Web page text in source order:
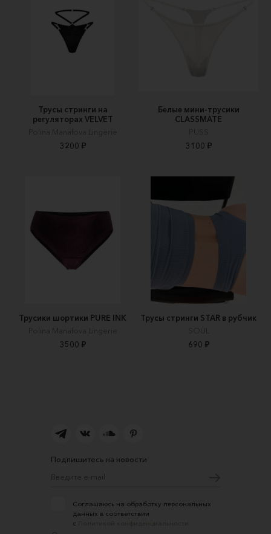
Трусы стринги на
регуляторах VELVET
Polina Manafova Lingerie
3200 ₽
Белые мини-трусики
CLASSMATE
PUSS
3100 ₽
Трусики шортики PURE INK
Polina Manafova Lingerie
3500 ₽
Трусы стринги STAR в рубчик
690 ₽
Подпишитесь на новости
Соглашаюсь на обработку персональных
данных в соответствии
с